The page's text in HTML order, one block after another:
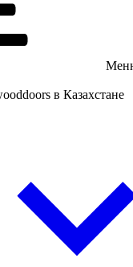
в Казахстане